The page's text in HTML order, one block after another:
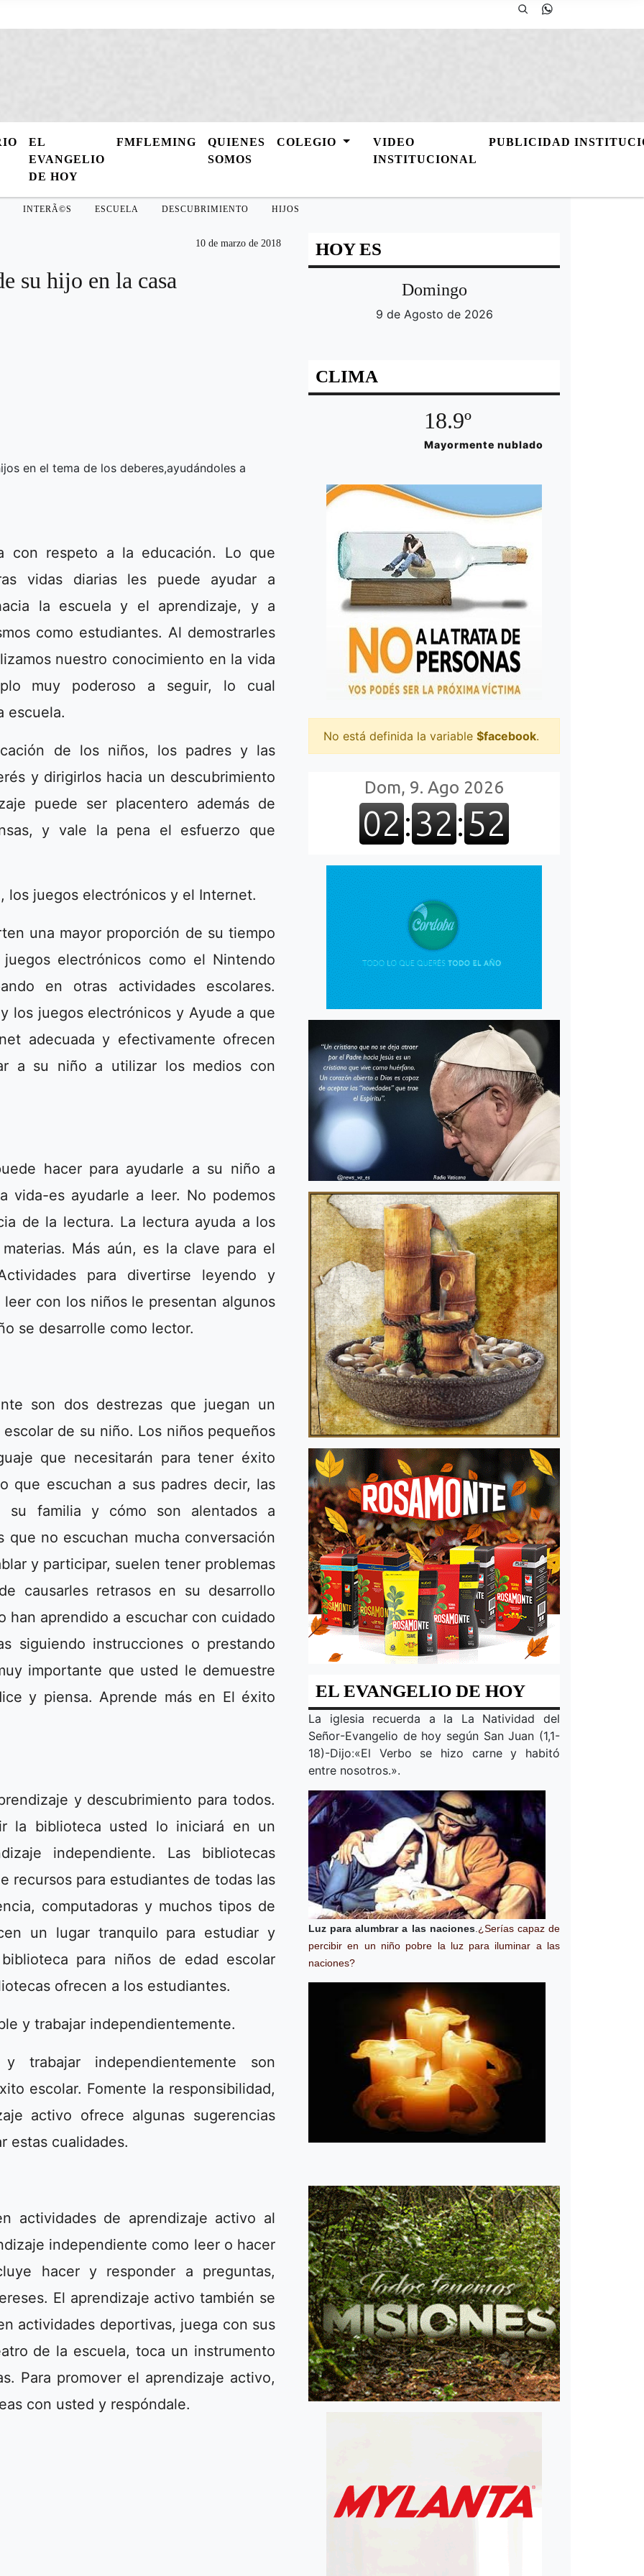
EL
EVANGELIO
DE HOY
FMFLEMING
QUIENES
SOMOS
COLEGIO
VIDEO
INSTITUCIONAL
PUBLICIDAD
INTERÃ©S ESCUELA DESCUBRIMIENTO HIJOS
10 de marzo de 2018
su hijo en la casa
en el tema de los deberes,ayudándoles a
con respeto a la educación. Lo que
vidas diarias les puede ayudar a
la escuela y el aprendizaje, y a
como estudiantes. Al demostrarles
nuestro conocimiento en la vida
muy poderoso a seguir, lo cual
escuela.
de los niños, los padres y las
y dirigirlos hacia un descubrimiento
puede ser placentero además de
y vale la pena el esfuerzo que
los juegos electrónicos y el Internet.
una mayor proporción de su tiempo
electrónicos como el Nintendo
en otras actividades escolares.
los juegos electrónicos y Ayude a que
adecuada y efectivamente ofrecen
a su niño a utilizar los medios con
hacer para ayudarle a su niño a
es ayudarle a leer. No podemos
de la lectura. La lectura ayuda a los
Más aún, es la clave para el
para divertirse leyendo y
con los niños le presentan algunos
se desarrolle como lector.
son dos destrezas que juegan un
de su niño. Los niños pequeños
que necesitarán para tener éxito
que escuchan a sus padres decir, las
su familia y cómo son alentados a
que no escuchan mucha conversación
y participar, suelen tener problemas
causarles retrasos en su desarrollo
han aprendido a escuchar con cuidado
siguiendo instrucciones o prestando
importante que usted le demuestre
y piensa. Aprende más en El éxito
y descubrimiento para todos.
la biblioteca usted lo iniciará en un
independiente. Las bibliotecas
recursos para estudiantes de todas las
computadoras y muchos tipos de
un lugar tranquilo para estudiar y
para niños de edad escolar
ofrecen a los estudiantes.
y trabajar independientemente.
trabajar independientemente son
escolar. Fomente la responsibilidad,
activo ofrece algunas sugerencias
estas cualidades.
actividades de aprendizaje activo al
independiente como leer o hacer
hacer y responder a preguntas,
El aprendizaje activo también se
actividades deportivas, juega con sus
de la escuela, toca un instrumento
Para promover el aprendizaje activo,
con usted y respóndale.
HOY ES
Domingo
9 de Agosto de 2026
CLIMA
18.9º
Mayormente nublado
No está definida la variable $facebook.
EL EVANGELIO DE HOY
La iglesia recuerda a la La Natividad del
Señor-Evangelio de hoy según San Juan (1,1-
18)-Dijo:«El Verbo se hizo carne y habitó
entre nosotros.».
Luz para alumbrar a las naciones. ¿Serías capaz de
percibir en un niño pobre la luz para iluminar a las
naciones?